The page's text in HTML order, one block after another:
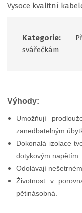
Vysoce kvalitní
Kategorie:
svářečkám
Výhody:
Umožňují
zanedbatelným
Dokonalá izolace
dotykovým napětím..
Odolávají
Životnost v
pětinásobná.